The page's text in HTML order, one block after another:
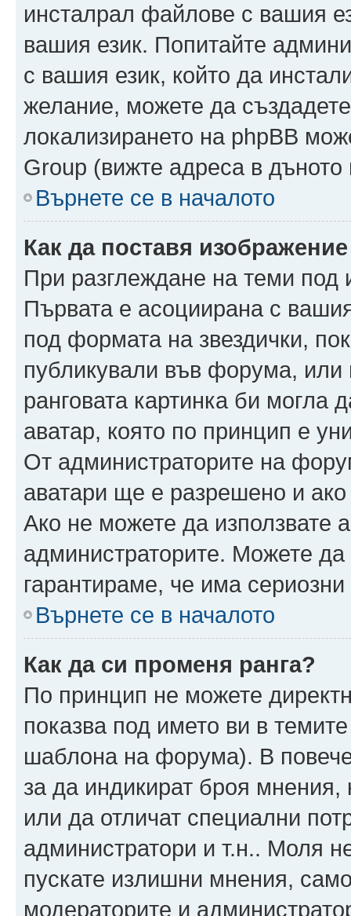
инсталрал файлове с вашия
вашия език. Попитайте
с вашия език, който да
желание, можете да
локализирането на phpBB
Group (вижте адреса в дъното
Върнете се в началото
Как да поставя
При разглеждане на теми под
Първата е асоциирана с
под формата на звездички,
публикували във форума,
ранговата картинка би могла
аватар, която по принцип е
От администраторите на
аватари ще е разрешено и
Ако не можете да използвате
администраторите. Можете да
гарантираме, че има сериозни
Върнете се в началото
Как да си променя ранга?
По принцип не можете
показва под името ви в
шаблона на форума). В
за да индикират броя мнения,
или да отличат специални
администратори и т.н.. Моля
пускате излишни мнения,
модераторите и